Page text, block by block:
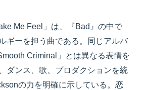
Me Feel」は、『Bad』の中で
ギーを担う曲である。同じアルバ
Criminal」とは異なる表情を
ダンス、歌、プロダクションを統
の力を明確に示している。恋